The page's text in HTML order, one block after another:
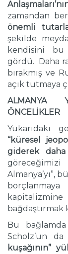
zamandan
önemli
şekilde
kendisini bu
gördü. Daha
bırakmış ve
açık tutmaya
ALMANYA
ÖNCELİKLER
Yukarıdaki
“küresel
giderek
Almanya’yı”,
bağdaştırmak
Bu bağlamda
Scholz’un da
kuşağının”